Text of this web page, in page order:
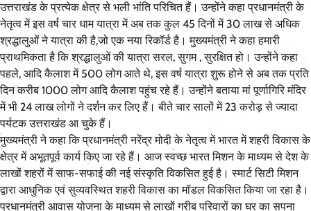
उत्तराखंड के प्रत्येक क्षेत्र से भली भांति परिचित हैं। उन्होंने कहा प्रधानमंत्री के
नेतृत्व में इस वर्ष चार धाम यात्रा में अब तक कुल 45 दिनों में 30 लाख से अधिक
श्रद्धालुओं ने यात्रा की है,जो एक नया रिकॉर्ड है। मुख्यमंत्री ने कहा हमारी
प्राथमिकता है कि श्रद्धालुओं की यात्रा सरल, सुगम , सुरक्षित हो। उन्होंने कहा
पहले, आदि कैलाश में 500 लोग आते थे, इस वर्ष यात्रा शुरू होने से अब तक प्रति
दिन करीब 1000 लोग आदि कैलाश पहुंच रहे हैं। उन्होंने बताया मां पूर्णागिरि मंदिर
में भी 24 लाख लोगों ने दर्शन कर लिए हैं। बीते चार सालों में 23 करोड़ से ज्यादा
पर्यटक उत्तराखंड आ चुके हैं।
मुख्यमंत्री ने कहा कि प्रधानमंत्री नरेंद्र मोदी के नेतृत्व में भारत में शहरी विकास के
क्षेत्र में अभूतपूर्व कार्य किए जा रहे हैं। आज स्वच्छ भारत मिशन के माध्यम से देश के
लाखों शहरों में साफ-सफाई की नई संस्कृति विकसित हुई है। स्मार्ट सिटी मिशन
द्वारा आधुनिक एवं सुव्यवस्थित शहरी विकास का मॉडल विकसित किया जा रहा है।
प्रधानमंत्री आवास योजना के माध्यम से लाखों गरीब परिवारों का घर का सपना